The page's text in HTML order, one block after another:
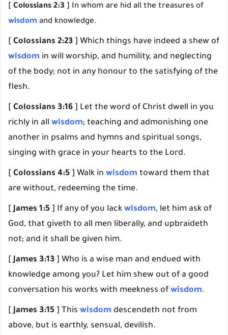
[ Colossians 2:3 ] In whom are hid all the treasures of
wisdom and knowledge.
Colossians 2:23 ] Which things have indeed a shew of
wisdom in will worship, and humility, and neglecting
of the body; not in any honour to the satisfying of the
flesh.
Colossians 3:16 ] Let the word of Christ dwell in you
richly in all wisdom; teaching and admonishing one
another in psalms and hymns and spiritual songs,
singing with grace in your hearts to the Lord.
Colossians 4:5 ] Walk in wisdom toward them that
are without, redeeming the time.
James 1:5 ] If any of you lack wisdom, let him ask of
God, that giveth to all men liberally, and upbraideth
not; and it shall be given him.
James 3:13 ] Who is a wise man and endued with
knowledge among you? Let him shew out of a good
conversation his works with meekness of wisdom.
James 3:15 ] This wisdom descendeth not from
above, but is earthly, sensual, devilish.